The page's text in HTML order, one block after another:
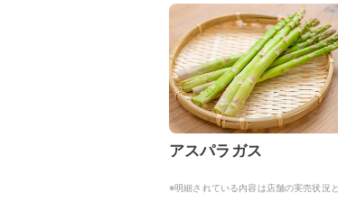
アスパラガス
※明細されている内容は店舗の実売状況